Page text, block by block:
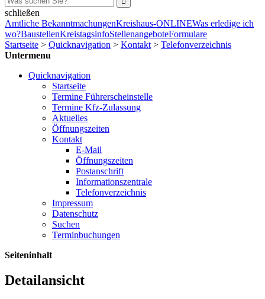
schließen
Amtliche BekanntmachungenKreishaus-ONLINEWas erledige ich
wo?BaustellenKreistagsinfoStellenangeboteFormulare
Startseite > Quicknavigation > Kontakt > Telefonverzeichnis
Untermenu
Quicknavigation
Startseite
Termine Führerscheinstelle
Termine Kfz-Zulassung
Aktuelles
Öffnungszeiten
Kontakt
E-Mail
Öffnungszeiten
Postanschrift
Informationszentrale
Telefonverzeichnis
Impressum
Datenschutz
Suchen
Terminbuchungen
Seiteninhalt
Detailansicht